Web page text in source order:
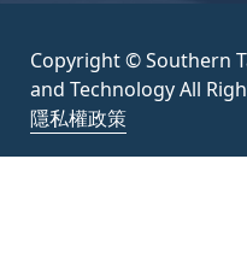
Copyright © Southern
and Technology All
隱私權政策